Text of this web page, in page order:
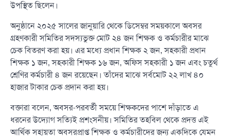
উপস্থিত ছিলেন।
অনুষ্ঠানে ২০২৫ সালের জানুয়ারি থেকে ডিসেম্বর সময়কালে অবসর
গ্রহণকারী সমিতির সদস্যভুক্ত মোট ২৪ জন শিক্ষক ও কর্মচারীর মাঝে
চেক বিতরণ করা হয়। এর মধ্যে প্রধান শিক্ষক ২ জন, সহকারী প্রধান
শিক্ষক ১ জন, সহকারী শিক্ষক ১৬ জন, অফিস সহকারী ১ জন এবং চতুর্থ
শ্রেণির কর্মচারী ৪ জন রয়েছেন। তাঁদের মাঝে সর্বমোট ২২ লাখ ৪০
হাজার টাকার চেক প্রদান করা হয়।
বক্তারা বলেন, অবসর-পরবর্তী সময়ে শিক্ষকদের পাশে দাঁড়াতে এ
ধরনের উদ্যোগ সত্যিই প্রশংসনীয়। সমিতির তহবিল থেকে প্রদত্ত এই
আর্থিক সহায়তা অবসরপ্রাপ্ত শিক্ষক ও কর্মচারীদের জন্য একদিকে যেমন